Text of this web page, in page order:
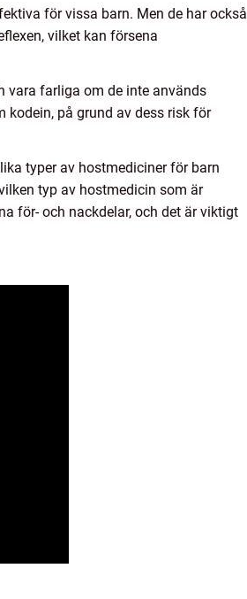
för vissa barn. Men de har också
vilket kan försena
vara farliga om de inte används
kodein, på grund av dess risk för
typer av hostmediciner för barn
typ av hostmedicin som är
för- och nackdelar, och det är viktigt